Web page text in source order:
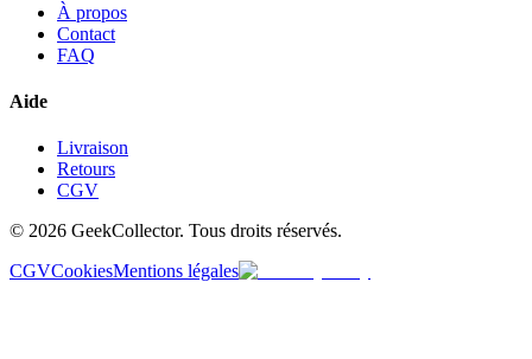
À propos
Contact
FAQ
Aide
Livraison
Retours
CGV
© 2026 GeekCollector. Tous droits réservés.
CGVCookiesMentions légales